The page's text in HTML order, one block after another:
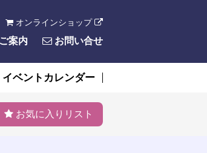
オンラインショップ
案内 お問い合せ
イベントカレンダー
お気に入りリスト